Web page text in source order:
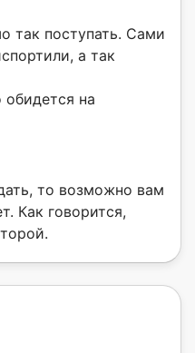
так поступать. Сами
а так
на
то возможно вам
Как говорится,